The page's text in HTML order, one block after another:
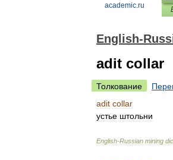
academic.ru
English-
adit collar
Толкование
adit collar
устье штольни
English-Russian mining